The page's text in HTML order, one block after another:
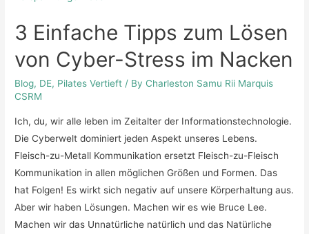
3 Einfache Tipps zum Lösen
von Cyber-Stress im Nacken
Blog, DE, Pilates Vertieft / By Charleston Samu Rii Marquis
CSRM
Ich, du, wir alle leben im Zeitalter der Informationstechnologie.
Die Cyberwelt dominiert jeden Aspekt unseres Lebens.
Fleisch-zu-Metall Kommunikation ersetzt Fleisch-zu-Fleisch
Kommunikation in allen möglichen Größen und Formen. Das
hat Folgen! Es wirkt sich negativ auf unsere Körperhaltung aus.
Aber wir haben Lösungen. Machen wir es wie Bruce Lee.
Machen wir das Unnatürliche natürlich und das Natürliche